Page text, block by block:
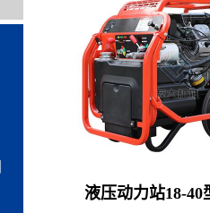
液压动力站18-40